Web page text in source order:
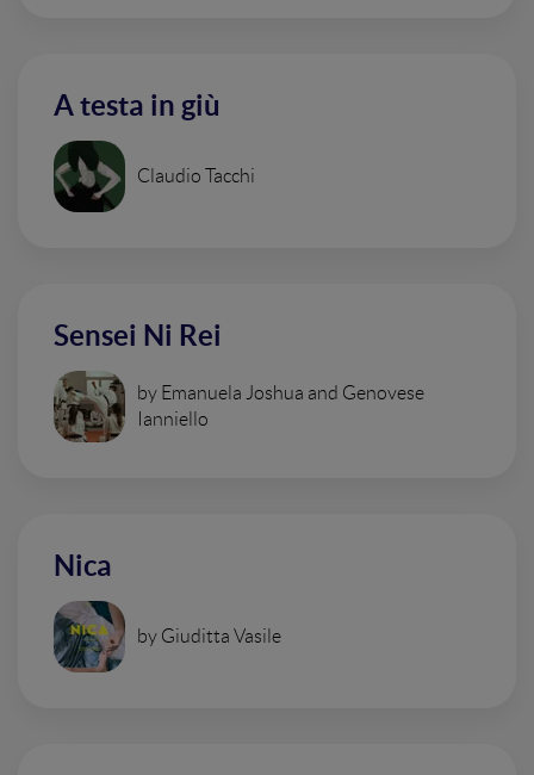
A testa in giù
Claudio Tacchi
Sensei Ni Rei
by Emanuela Joshua and Genovese
Ianniello
Nica
by Giuditta Vasile